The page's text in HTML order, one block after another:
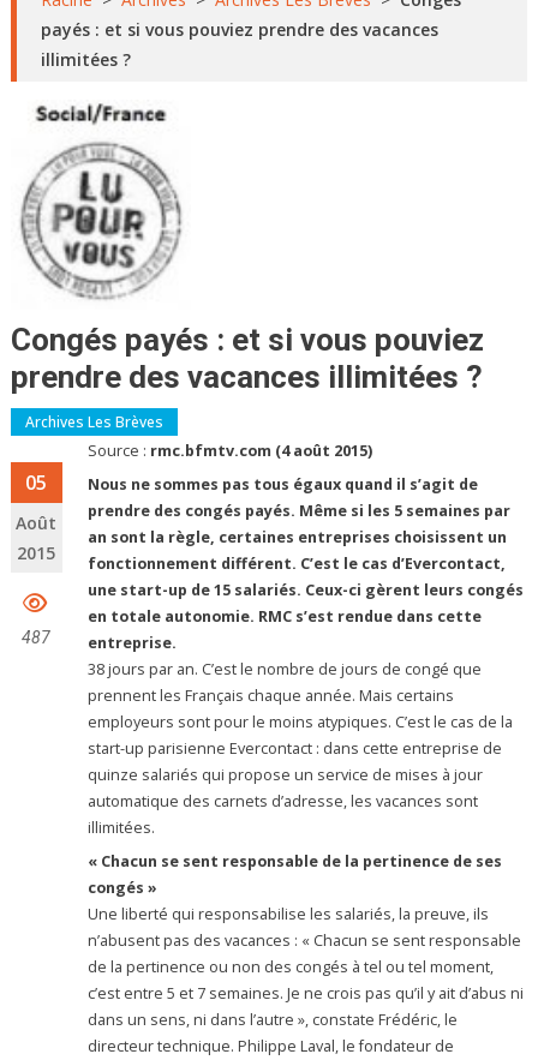
payés : et si vous pouviez prendre des vacances
illimitées ?
Congés payés : et si vous pouviez
prendre des vacances illimitées ?
Archives Les Brèves
05
Août
2015
487
Source : rmc.bfmtv.com (4 août 2015)
Nous ne sommes pas tous égaux quand il s’agit de
prendre des congés payés. Même si les 5 semaines par
an sont la règle, certaines entreprises choisissent un
fonctionnement différent. C’est le cas d’Evercontact,
une start-up de 15 salariés. Ceux-ci gèrent leurs congés
en totale autonomie. RMC s’est rendue dans cette
entreprise.
38 jours par an. C’est le nombre de jours de congé que
prennent les Français chaque année. Mais certains
employeurs sont pour le moins atypiques. C’est le cas de la
start-up parisienne Evercontact : dans cette entreprise de
quinze salariés qui propose un service de mises à jour
automatique des carnets d’adresse, les vacances sont
illimitées.
« Chacun se sent responsable de la pertinence de ses
congés »
Une liberté qui responsabilise les salariés, la preuve, ils
n’abusent pas des vacances : « Chacun se sent responsable
de la pertinence ou non des congés à tel ou tel moment,
c’est entre 5 et 7 semaines. Je ne crois pas qu’il y ait d’abus ni
dans un sens, ni dans l’autre », constate Frédéric, le
directeur technique. Philippe Laval, le fondateur de